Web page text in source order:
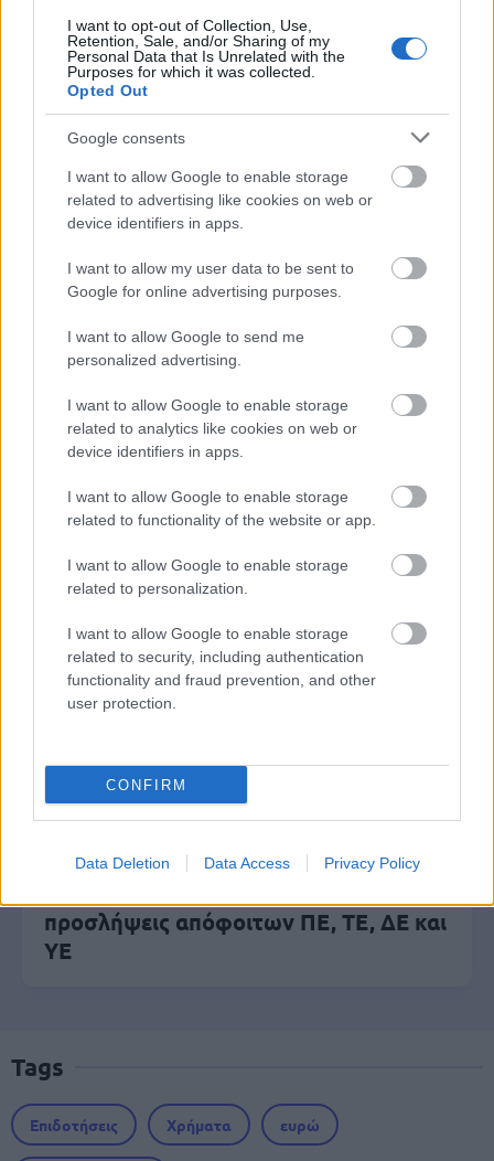
I want to opt-out of Collection, Use,
Retention, Sale, and/or Sharing of my
Personal Data that Is Unrelated with the
Purposes for which it was collected.
Opted Out
Google consents
I want to allow Google to enable storage
related to advertising like cookies on web or
device identifiers in apps.
I want to allow my user data to be sent to
Google for online advertising purposes.
I want to allow Google to send me
personalized advertising.
I want to allow Google to enable storage
related to analytics like cookies on web or
device identifiers in apps.
I want to allow Google to enable storage
related to functionality of the website or app.
I want to allow Google to enable storage
related to personalization.
I want to allow Google to enable storage
related to security, including authentication
functionality and fraud prevention, and other
user protection.
CONFIRM
Data Deletion Data Access Privacy Policy
Πιστοποίηση Υπολογιστών σε 2
μέρες
Μάθε πρώτος όλες τις σημαντικές
ειδήσεις.
Βάλε το proson.gr στα αποτελέσματα
Δημοφιλείς Ειδήσεις
ΑΣΕΠ 6Κ/2026: 315 μόνιμοι στο
Δημόσιο - Στις 1.102 οι αιτήσεις
Κατώτατος μισθός: Σενάριο για
αύξηση στα 1.000 ευρώ από το 2027
Ανοικτές 1.779 θέσεις εργασίας στο
Δημόσιο (χωρίς πτυχίο)
προσλήψεις απόφοιτων ΠΕ, ΤΕ, ΔΕ και
ΥΕ
Tags
Επιδοτήσεις Χρήματα ευρώ